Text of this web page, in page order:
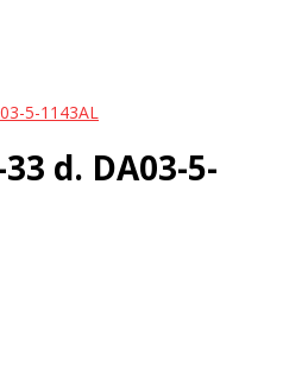
5-1143AL
d. DA03-5-